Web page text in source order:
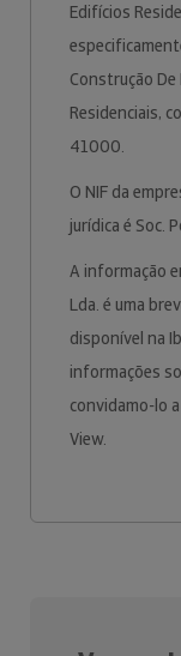
Edifícios
Construção De
Residenciais,
41000.
O NIF da
jurídica é Soc.
A informação
Lda. é uma
disponível na
informações
convidamo-lo
View.